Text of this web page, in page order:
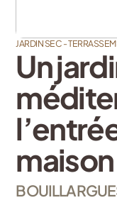
JARDIN SEC -
Un
maison